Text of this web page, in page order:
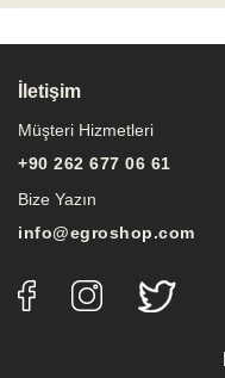
İletişim
Müşteri Hizmetleri
+90 262 677 06 61
Bize Yazın
info@egroshop.com